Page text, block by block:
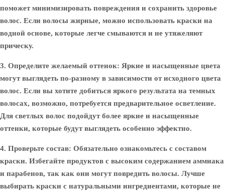
поможет минимизировать повреждения и сохранить здоровье
волос. Если волосы жирные, можно использовать краски на
водной основе, которые легче смываются и не утяжеляют
прическу.
3. Определите желаемый оттенок: Яркие и насыщенные цвета
могут выглядеть по-разному в зависимости от исходного цвета
волос. Если вы хотите добиться яркого результата на темных
волосах, возможно, потребуется предварительное осветление.
Для светлых волос подойдут более яркие и насыщенные
оттенки, которые будут выглядеть особенно эффектно.
4. Проверьте состав: Обязательно ознакомьтесь с составом
краски. Избегайте продуктов с высоким содержанием аммиака
и парабенов, так как они могут повредить волосы. Лучше
выбирать краски с натуральными ингредиентами, которые не